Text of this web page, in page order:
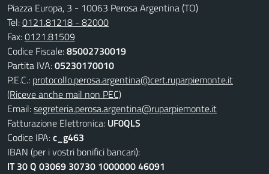
Piazza Europa, 3 - 10063 Perosa Argentina (TO)
Tel:0121.81218 - 82000
Fax:0121.81509
Codice Fiscale:85002730019
Partita IVA:05230170010
P.E.C.: protocollo.perosa.argentina@cert.ruparpiemonte.it
(Riceve anche mail non PEC)
Email:segreteria.perosa.argentina@ruparpiemonte.it
Fatturazione Elettronica: UF0QLS
Codice IPA:c_g463
IBAN (per i vostri bonifici bancari):
IT 30 Q 03069 30730 1000000 46091